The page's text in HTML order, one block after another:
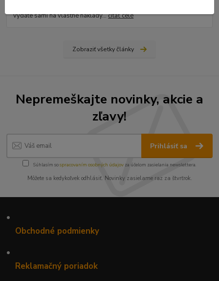
vydáte sami na vlastné náklady...čítať celé
Zobraziť všetky články
Nepremeškajte novinky, akcie a
zľavy!
Prihlásiť sa
Súhlasím sospracovaním osobných údajov za účelom zasielania newslettera.
Môžete sa kedykoľvek odhlásiť. Novinky zasielame raz za štvrťrok.
•
Obchodné podmienky
•
Reklamačný poriadok